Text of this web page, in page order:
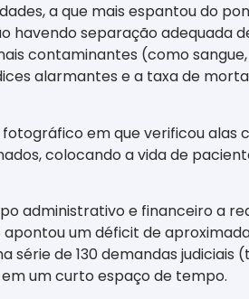
a que mais espantou do
havendo separação adequada
contaminantes (como
alarmantes e a taxa de
em que verificou alas
colocando a vida de
administrativo e financeiro a
um déficit de
série de 130 demandas judiciais
um curto espaço de tempo.